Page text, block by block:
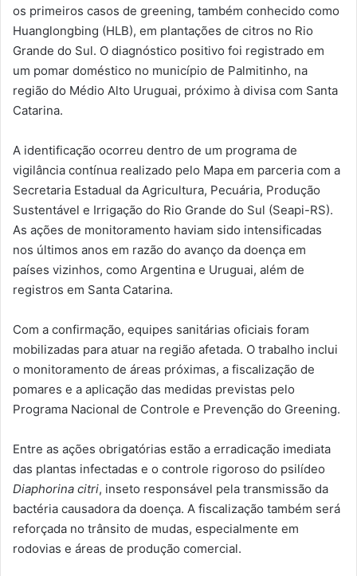
os primeiros casos de greening, também conhecido como
Huanglongbing (HLB), em plantações de citros no Rio
Grande do Sul. O diagnóstico positivo foi registrado em
um pomar doméstico no município de Palmitinho, na
região do Médio Alto Uruguai, próximo à divisa com Santa
Catarina.
A identificação ocorreu dentro de um programa de
vigilância contínua realizado pelo Mapa em parceria com a
Secretaria Estadual da Agricultura, Pecuária, Produção
Sustentável e Irrigação do Rio Grande do Sul (Seapi-RS).
As ações de monitoramento haviam sido intensificadas
nos últimos anos em razão do avanço da doença em
países vizinhos, como Argentina e Uruguai, além de
registros em Santa Catarina.
Com a confirmação, equipes sanitárias oficiais foram
mobilizadas para atuar na região afetada. O trabalho inclui
o monitoramento de áreas próximas, a fiscalização de
pomares e a aplicação das medidas previstas pelo
Programa Nacional de Controle e Prevenção do Greening.
Entre as ações obrigatórias estão a erradicação imediata
das plantas infectadas e o controle rigoroso do psilídeo
Diaphorina citri, inseto responsável pela transmissão da
bactéria causadora da doença. A fiscalização também será
reforçada no trânsito de mudas, especialmente em
rodovias e áreas de produção comercial.